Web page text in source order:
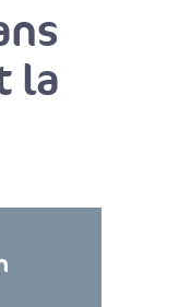
la